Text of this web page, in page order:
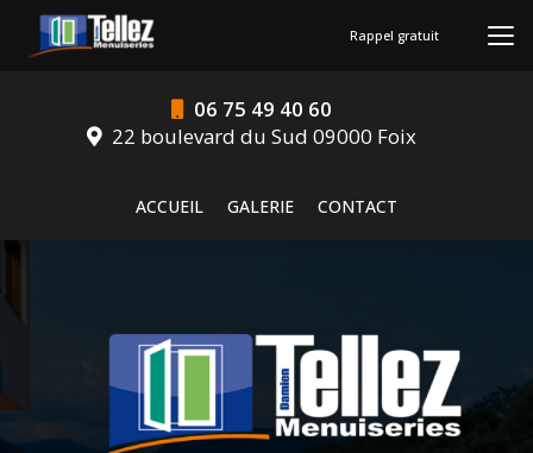
contenu
06 75 49 40 60
22 boulevard du Sud 09000 Foix
ACCUEIL
GALERIE CONTACT
Rappel gratuit